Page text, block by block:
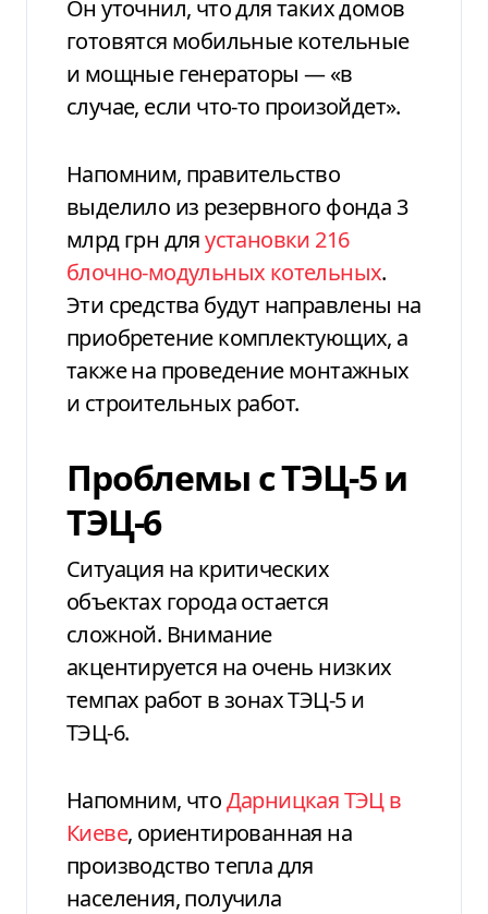
Он уточнил, что для таких домов
готовятся мобильные котельные
и мощные генераторы — «в
случае, если что-то произойдет».
Напомним, правительство
выделило из резервного фонда 3
млрд грн дляустановки 216
блочно-модульных котельных.
Эти средства будут направлены на
приобретение комплектующих, а
также на проведение монтажных
и строительных работ.
Проблемы с ТЭЦ-5 и
ТЭЦ-6
Ситуация на критических
объектах города остается
сложной. Внимание
акцентируется на очень низких
темпах работ в зонах ТЭЦ-5 и
ТЭЦ-6.
Напомним, чтоДарницкая ТЭЦ в
Киеве, ориентированная на
производство тепла для
населения, получила